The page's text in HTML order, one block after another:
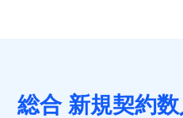
総合 新規契約